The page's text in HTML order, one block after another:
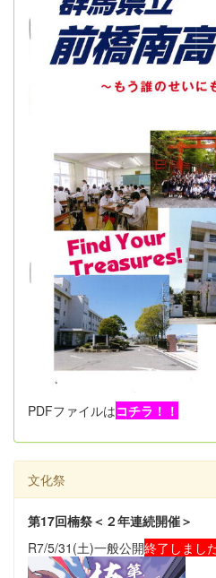
PDFファイルはコチラ！！
文化祭
第17回楠祭＜２年連続開催＞
R7/5/31(土)一般公開終了しまし